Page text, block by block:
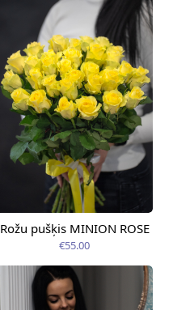
Pieejama no
12.08.2026
Rožu pušķis MINION ROSE
€55.00